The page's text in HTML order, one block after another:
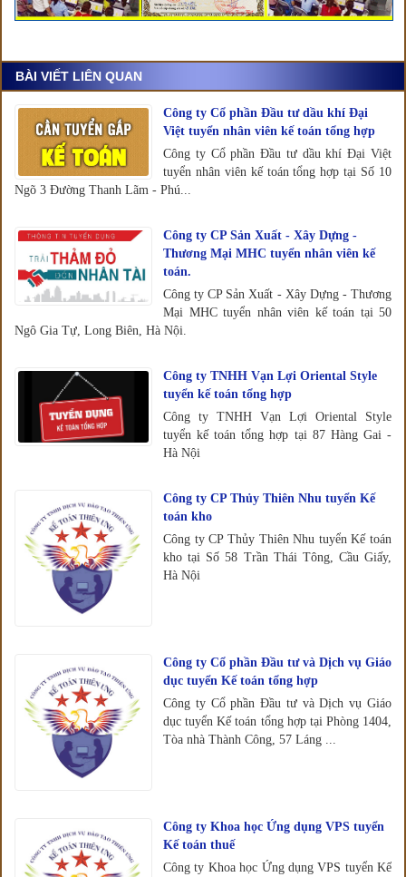
BÀI VIẾT LIÊN QUAN
Công ty Cổ phần Đầu tư dầu khí Đại
Việt tuyển nhân viên kế toán tổng hợp
Công ty Cổ phần Đầu tư dầu khí Đại Việt
tuyển nhân viên kế toán tổng hợp tại Số 10
Ngõ 3 Đường Thanh Lãm - Phú...
Công ty CP Sản Xuất - Xây Dựng -
Thương Mại MHC tuyển nhân viên kế
toán.
Công ty CP Sản Xuất - Xây Dựng - Thương
Mại MHC tuyển nhân viên kế toán tại 50
Ngô Gia Tự, Long Biên, Hà Nội.
Công ty TNHH Vạn Lợi Oriental Style
tuyển kế toán tổng hợp
Công ty TNHH Vạn Lợi Oriental Style
tuyển kế toán tổng hợp tại 87 Hàng Gai -
Hà Nội
Công ty CP Thủy Thiên Nhu tuyển Kế
toán kho
Công ty CP Thủy Thiên Nhu tuyển Kế toán
kho tại Số 58 Trần Thái Tông, Cầu Giấy,
Hà Nội
Công ty Cổ phần Đầu tư và Dịch vụ Giáo
dục tuyển Kế toán tổng hợp
Công ty Cổ phần Đầu tư và Dịch vụ Giáo
dục tuyển Kế toán tổng hợp tại Phòng 1404,
Tòa nhà Thành Công, 57 Láng ...
Công ty Khoa học Ứng dụng VPS tuyển
Kế toán thuế
Công ty Khoa học Ứng dụng VPS tuyển Kế